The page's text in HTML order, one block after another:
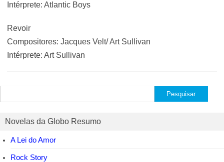
Intérprete: Atlantic Boys
Revoir
Compositores: Jacques Velt/ Art Sullivan
Intérprete: Art Sullivan
por:
Novelas da Globo Resumo
A Lei do Amor
Rock Story